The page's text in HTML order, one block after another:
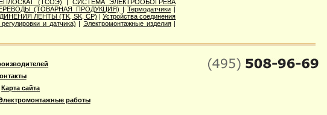
(ТСОЭ) |СИСТЕМА ЭЛЕКТРООБОГРЕВА
(ТОВАРНАЯ ПРОДУКЦИЯ) | Термодатчики|
ЛЕНТЫ (TK, SK, СР) |Устройства соединения
и датчика) | Электромонтажные изделия|
Карта сайта
работы